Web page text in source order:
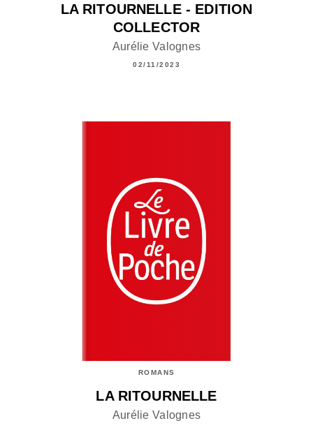
LA RITOURNELLE - EDITION
COLLECTOR
Aurélie Valognes
02/11/2023
ROMANS
LA RITOURNELLE
Aurélie Valognes